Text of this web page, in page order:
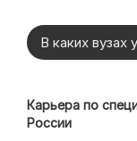
В каких вузах
Карьера по
России